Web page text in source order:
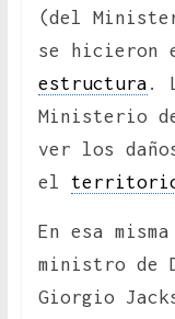
(del
se hicieron
estructura .
Ministerio
ver los
el
En esa
ministro de
Giorgio